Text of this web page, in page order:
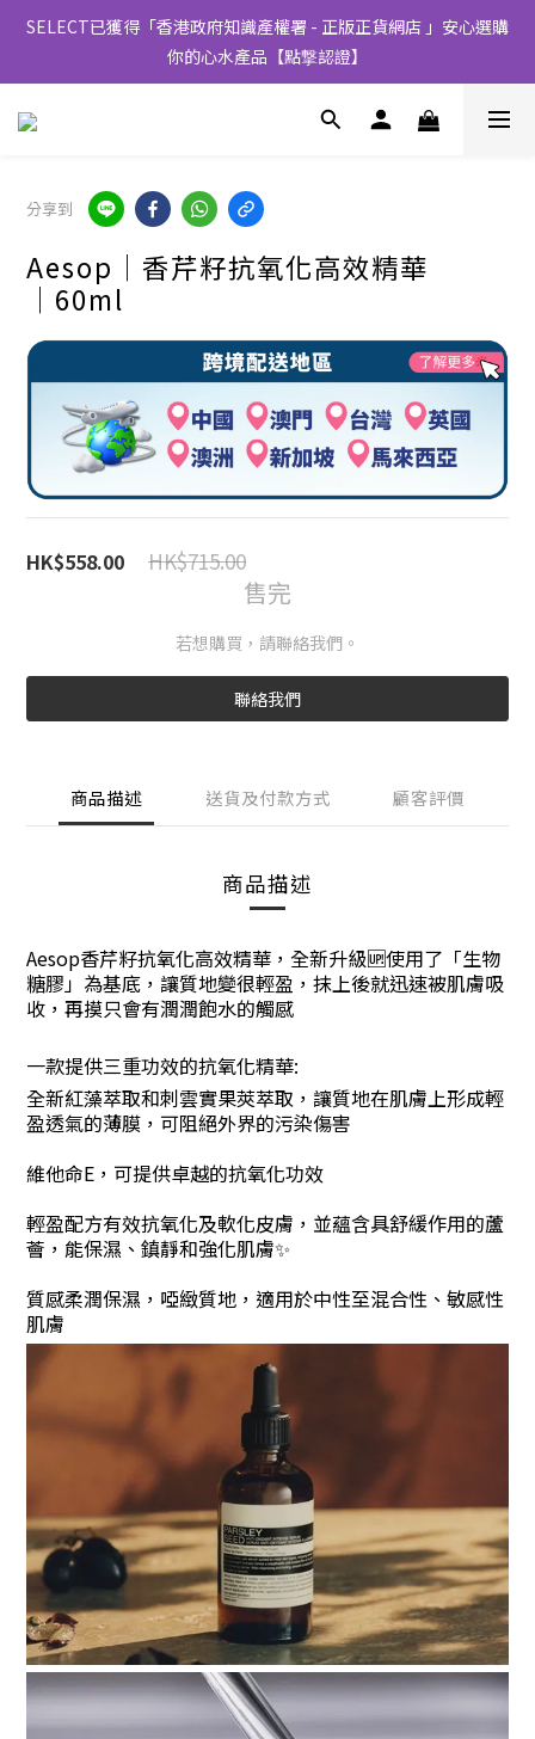
SELECT已獲得「香港政府知識產權署 - 正版正貨網店 」安心選購
你的心水產品【點撃認證】
分享到
Aesop│香芹籽抗氧化高效精華
│60ml
HK$558.00 HK$715.00
售完
若想購買，請聯絡我們。
聯絡我們
商品描述 送貨及付款方式 顧客評價
商品描述
Aesop香芹籽抗氧化高效精華 ， 全新升級🆙使用了「生物
糖膠」為基底，讓質地變很輕盈，抹上後就迅速被肌膚吸
收，再摸只會有潤潤飽水的觸感
一款提供三重功效的抗氧化精華:
全新紅藻萃取和刺雲實果莢萃取，讓質地在肌膚上形成輕
盈透氣的薄膜，可阻絕外界的污染傷害
維他命E，可提供卓越的抗氧化功效
輕盈配方有效抗氧化及軟化皮膚，並蘊含具舒緩作用的蘆
薈，能保濕、鎮靜和強化肌膚✨
質感柔潤保濕 ， 啞緻質地，適用於中性至混合性、敏感性
肌膚